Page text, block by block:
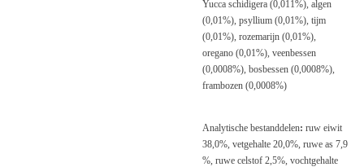
Yucca schidigera (0,011%), algen
(0,01%), psyllium (0,01%), tijm
(0,01%), rozemarijn (0,01%),
oregano (0,01%), veenbessen
(0,0008%), bosbessen (0,0008%),
frambozen (0,0008%)
Analytische bestanddelen: ruw eiwit
38,0%, vetgehalte 20,0%, ruwe as 7,9
%, ruwe celstof 2,5%, vochtgehalte